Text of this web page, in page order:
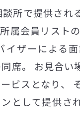
所で提供され
属会員リスト
イザーによる
席。 お見合い
ビスとなり、
として提供さ